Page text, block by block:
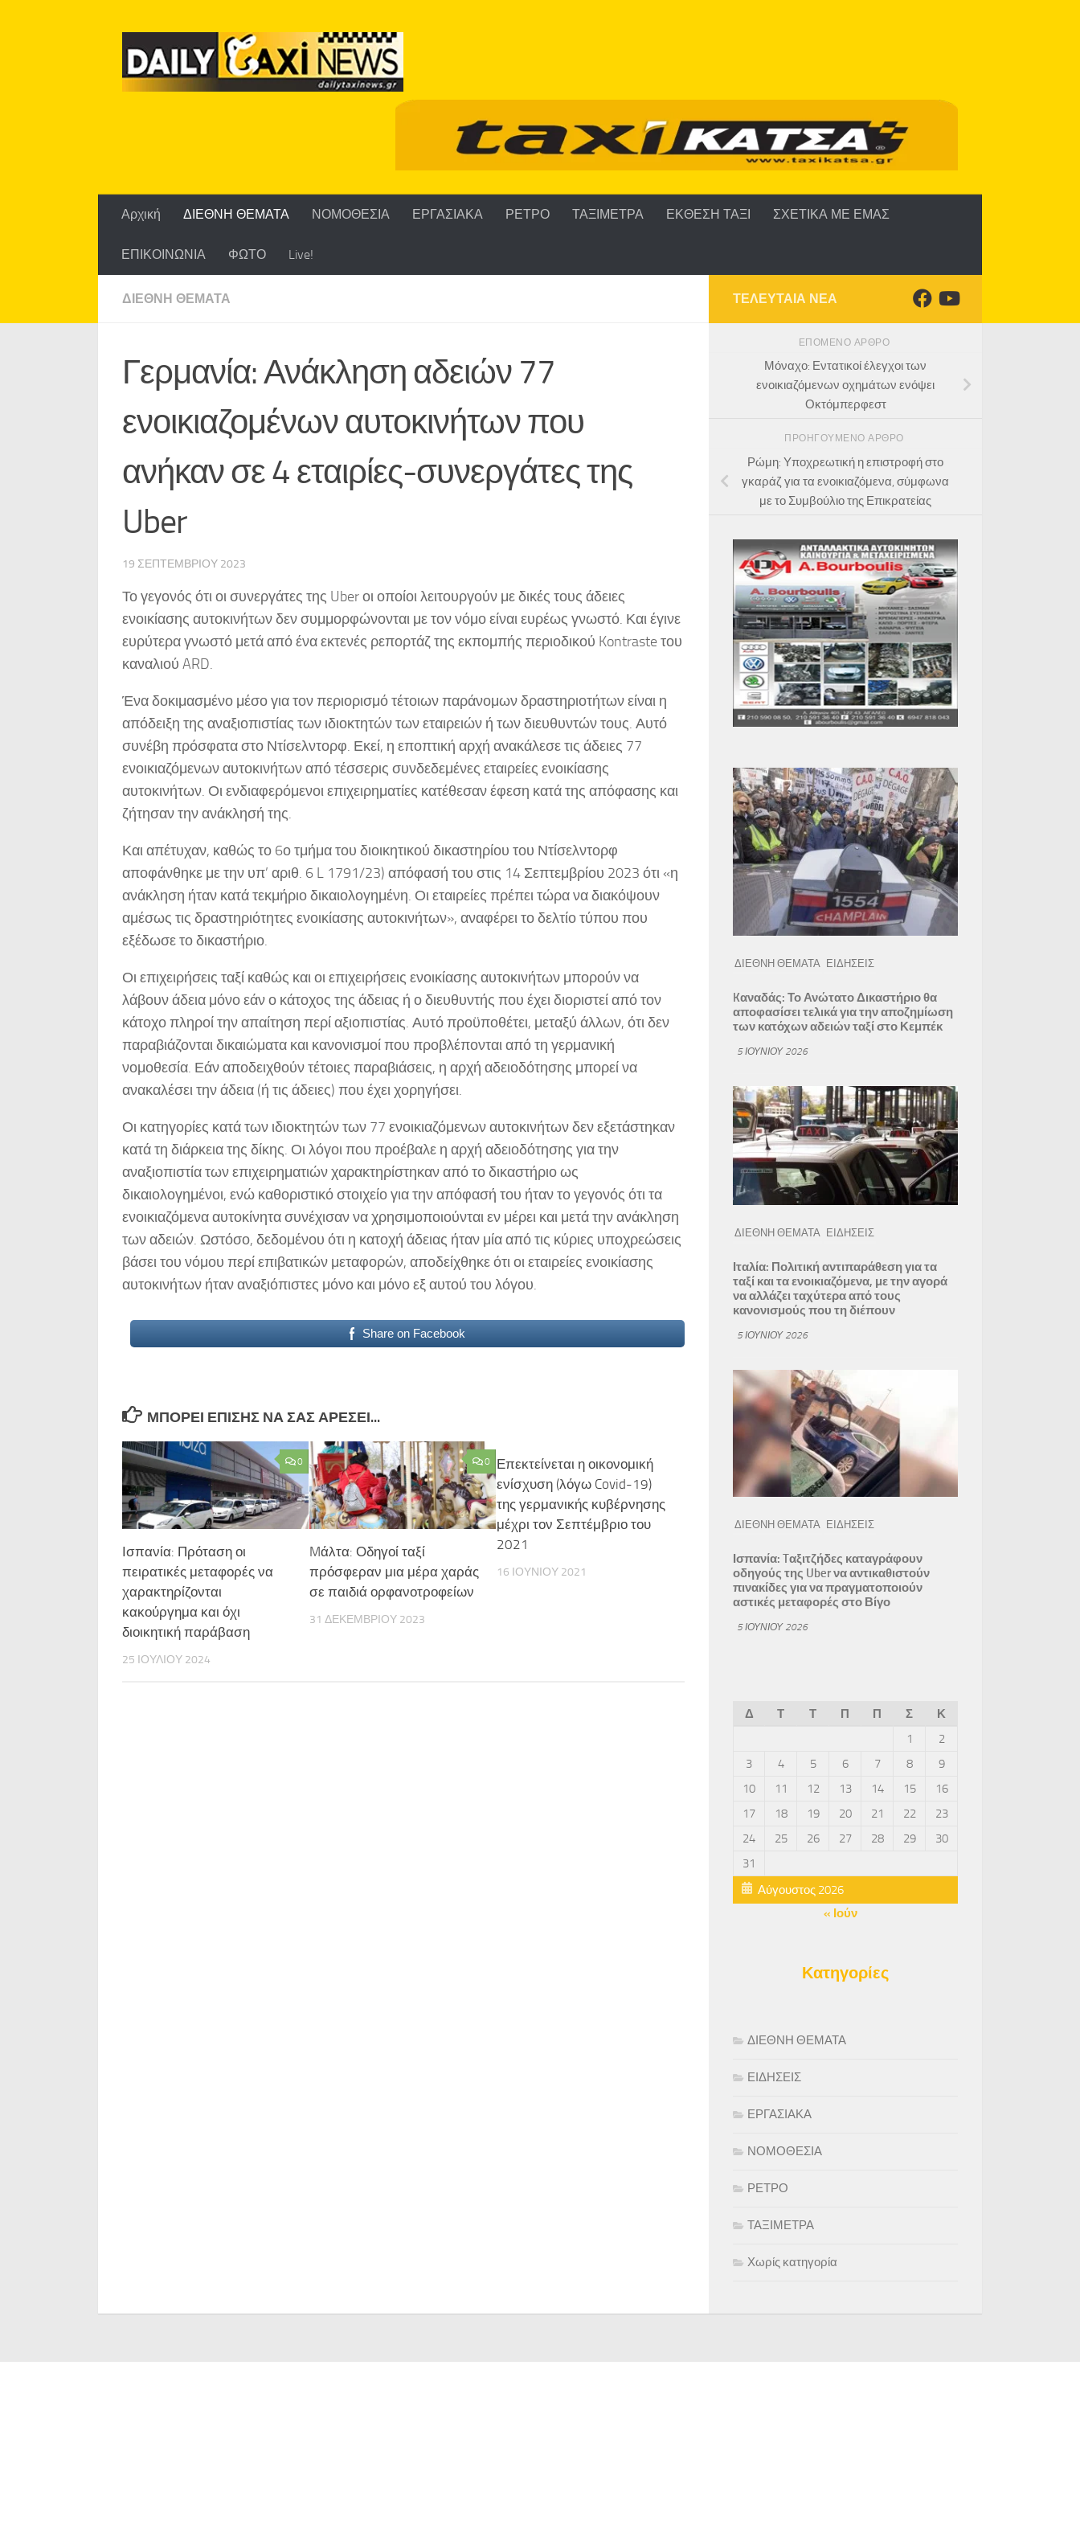
Αρχική ΔΙΕΘΝΗ ΘΕΜΑΤΑ ΝΟΜΟΘΕΣΙΑ ΕΡΓΑΣΙΑΚΑ ΡΕΤΡΟ ΤΑΞΙΜΕΤΡΑ ΕΚΘΕΣΗ ΤΑΞΙ ΣΧΕΤΙΚΑ ΜΕ ΕΜΑΣ
ΕΠΙΚΟΙΝΩΝΙΑ ΦΩΤΟ Live!
ΔΙΕΘΝΗ ΘΕΜΑΤΑ
Γερμανία: Ανάκληση αδειών 77
ενοικιαζομένων αυτοκινήτων που
ανήκαν σε 4 εταιρίες-συνεργάτες της
Uber
19 ΣΕΠΤΕΜΒΡΊΟΥ 2023
Το γεγονός ότι οι συνεργάτες της Uber οι οποίοι λειτουργούν με δικές τους άδειες
ενοικίασης αυτοκινήτων δεν συμμορφώνονται με τον νόμο είναι ευρέως γνωστό. Και έγινε
ευρύτερα γνωστό μετά από ένα εκτενές ρεπορτάζ της εκπομπής περιοδικού Kontraste του
καναλιού ARD.
Ένα δοκιμασμένο μέσο για τον περιορισμό τέτοιων παράνομων δραστηριοτήτων είναι η
απόδειξη της αναξιοπιστίας των ιδιοκτητών των εταιρειών ή των διευθυντών τους. Αυτό
συνέβη πρόσφατα στο Ντίσελντορφ. Εκεί, η εποπτική αρχή ανακάλεσε τις άδειες 77
ενοικιαζόμενων αυτοκινήτων από τέσσερις συνδεδεμένες εταιρείες ενοικίασης
αυτοκινήτων. Οι ενδιαφερόμενοι επιχειρηματίες κατέθεσαν έφεση κατά της απόφασης και
ζήτησαν την ανάκλησή της.
Και απέτυχαν, καθώς το 6ο τμήμα του διοικητικού δικαστηρίου του Ντίσελντορφ
αποφάνθηκε με την υπ’ αριθ. 6 L 1791/23) απόφασή του στις 14 Σεπτεμβρίου 2023 ότι «η
ανάκληση ήταν κατά τεκμήριο δικαιολογημένη. Οι εταιρείες πρέπει τώρα να διακόψουν
αμέσως τις δραστηριότητες ενοικίασης αυτοκινήτων», αναφέρει το δελτίο τύπου που
εξέδωσε το δικαστήριο.
Οι επιχειρήσεις ταξί καθώς και οι επιχειρήσεις ενοικίασης αυτοκινήτων μπορούν να
λάβουν άδεια μόνο εάν ο κάτοχος της άδειας ή ο διευθυντής που έχει διοριστεί από τον
κάτοχο πληροί την απαίτηση περί αξιοπιστίας. Αυτό προϋποθέτει, μεταξύ άλλων, ότι δεν
παραβιάζονται δικαιώματα και κανονισμοί που προβλέπονται από τη γερμανική
νομοθεσία. Εάν αποδειχθούν τέτοιες παραβιάσεις, η αρχή αδειοδότησης μπορεί να
ανακαλέσει την άδεια (ή τις άδειες) που έχει χορηγήσει.
Οι κατηγορίες κατά των ιδιοκτητών των 77 ενοικιαζόμενων αυτοκινήτων δεν εξετάστηκαν
κατά τη διάρκεια της δίκης. Οι λόγοι που προέβαλε η αρχή αδειοδότησης για την
αναξιοπιστία των επιχειρηματιών χαρακτηρίστηκαν από το δικαστήριο ως
δικαιολογημένοι, ενώ καθοριστικό στοιχείο για την απόφασή του ήταν το γεγονός ότι τα
ενοικιαζόμενα αυτοκίνητα συνέχισαν να χρησιμοποιούνται εν μέρει και μετά την ανάκληση
των αδειών. Ωστόσο, δεδομένου ότι η κατοχή άδειας ήταν μία από τις κύριες υποχρεώσεις
βάσει του νόμου περί επιβατικών μεταφορών, αποδείχθηκε ότι οι εταιρείες ενοικίασης
αυτοκινήτων ήταν αναξιόπιστες μόνο και μόνο εξ αυτού του λόγου.
Share on Facebook
ΜΠΟΡΕΊ ΕΠΊΣΗΣ ΝΑ ΣΑΣ ΑΡΈΣΕΙ...
0
Ισπανία: Πρόταση οι
πειρατικές μεταφορές να
χαρακτηρίζονται
κακούργημα και όχι
διοικητική παράβαση
25 ΙΟΥΛΊΟΥ 2024
0
Mάλτα: Οδηγοί ταξί
πρόσφεραν μια μέρα χαράς
σε παιδιά ορφανοτροφείων
31 ΔΕΚΕΜΒΡΊΟΥ 2023
Επεκτείνεται η οικονομική
ενίσχυση (λόγω Covid-19)
της γερμανικής κυβέρνησης
μέχρι τον Σεπτέμβριο του
2021
16 ΙΟΥΝΊΟΥ 2021
ΤΕΛΕΥΤΑΙΑ ΝΕΑ
ΕΠΌΜΕΝΟ ΆΡΘΡΟ
Μόναχο: Εντατικοί έλεγχοι των
ενοικιαζόμενων οχημάτων ενόψει
Οκτόμπερφεστ
ΠΡΟΗΓΟΎΜΕΝΟ ΆΡΘΡΟ
Ρώμη: Υποχρεωτική η επιστροφή στο
γκαράζ για τα ενοικιαζόμενα, σύμφωνα
με το Συμβούλιο της Επικρατείας
ΔΙΕΘΝΗ ΘΕΜΑΤΑ ΕΙΔΗΣΕΙΣ
Kαναδάς: Το Ανώτατο Δικαστήριο θα
αποφασίσει τελικά για την αποζημίωση
των κατόχων αδειών ταξί στο Κεμπέκ
5 ΙΟΥΝΊΟΥ 2026
ΔΙΕΘΝΗ ΘΕΜΑΤΑ ΕΙΔΗΣΕΙΣ
Ιταλία: Πολιτική αντιπαράθεση για τα
ταξί και τα ενοικιαζόμενα, με την αγορά
να αλλάζει ταχύτερα από τους
κανονισμούς που τη διέπουν
5 ΙΟΥΝΊΟΥ 2026
ΔΙΕΘΝΗ ΘΕΜΑΤΑ ΕΙΔΗΣΕΙΣ
Ισπανία: Tαξιτζήδες καταγράφουν
οδηγούς της Uber να αντικαθιστούν
πινακίδες για να πραγματοποιούν
αστικές μεταφορές στο Βίγο
5 ΙΟΥΝΊΟΥ 2026
Αύγουστος 2026
Δ Τ Τ Π Π Σ
Κ
1
2
3
4 5 6 7 8
9
10
11 12 13 14 15
16
17
18 19 20 21 22
23
24
25 26 27 28 29
30
31
« Ιούν
Κατηγορίες
ΔΙΕΘΝΗ ΘΕΜΑΤΑ
ΕΙΔΗΣΕΙΣ
ΕΡΓΑΣΙΑΚΑ
ΝΟΜΟΘΕΣΙΑ
ΡΕΤΡΟ
ΤΑΞΙΜΕΤΡΑ
Χωρίς κατηγορία